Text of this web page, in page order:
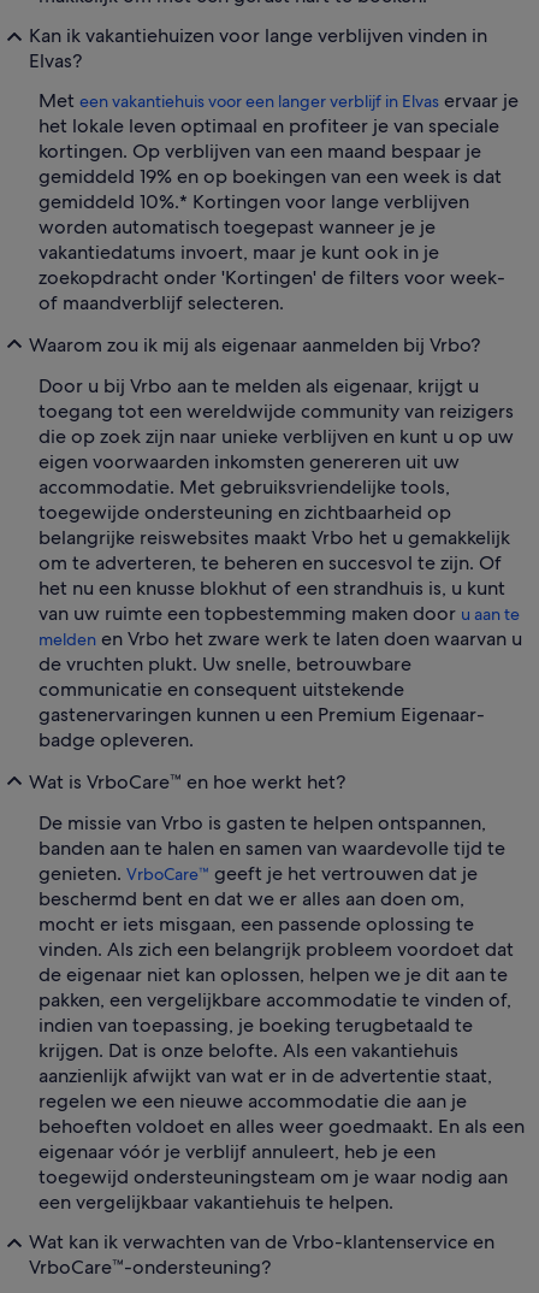
Kan ik vakantiehuizen voor lange verblijven vinden in
Elvas?
Met een vakantiehuis voor een langer verblijf in Elvas ervaar je
het lokale leven optimaal en profiteer je van speciale
kortingen. Op verblijven van een maand bespaar je
gemiddeld 19% en op boekingen van een week is dat
gemiddeld 10%.* Kortingen voor lange verblijven
worden automatisch toegepast wanneer je je
vakantiedatums invoert, maar je kunt ook in je
zoekopdracht onder 'Kortingen' de filters voor week-
of maandverblijf selecteren.
Waarom zou ik mij als eigenaar aanmelden bij Vrbo?
Door u bij Vrbo aan te melden als eigenaar, krijgt u
toegang tot een wereldwijde community van reizigers
die op zoek zijn naar unieke verblijven en kunt u op uw
eigen voorwaarden inkomsten genereren uit uw
accommodatie. Met gebruiksvriendelijke tools,
toegewijde ondersteuning en zichtbaarheid op
belangrijke reiswebsites maakt Vrbo het u gemakkelijk
om te adverteren, te beheren en succesvol te zijn. Of
het nu een knusse blokhut of een strandhuis is, u kunt
van uw ruimte een topbestemming maken door u aan te
melden en Vrbo het zware werk te laten doen waarvan u
de vruchten plukt. Uw snelle, betrouwbare
communicatie en consequent uitstekende
gastenervaringen kunnen u een Premium Eigenaar-
badge opleveren.
Wat is VrboCare™ en hoe werkt het?
De missie van Vrbo is gasten te helpen ontspannen,
banden aan te halen en samen van waardevolle tijd te
genieten. VrboCare™ geeft je het vertrouwen dat je
beschermd bent en dat we er alles aan doen om,
mocht er iets misgaan, een passende oplossing te
vinden. Als zich een belangrijk probleem voordoet dat
de eigenaar niet kan oplossen, helpen we je dit aan te
pakken, een vergelijkbare accommodatie te vinden of,
indien van toepassing, je boeking terugbetaald te
krijgen. Dat is onze belofte. Als een vakantiehuis
aanzienlijk afwijkt van wat er in de advertentie staat,
regelen we een nieuwe accommodatie die aan je
behoeften voldoet en alles weer goedmaakt. En als een
eigenaar vóór je verblijf annuleert, heb je een
toegewijd ondersteuningsteam om je waar nodig aan
een vergelijkbaar vakantiehuis te helpen.
Wat kan ik verwachten van de Vrbo-klantenservice en
VrboCare™-ondersteuning?